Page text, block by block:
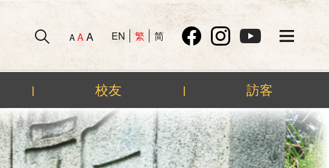
A AA EN 繁 简
| 校友 | 訪客